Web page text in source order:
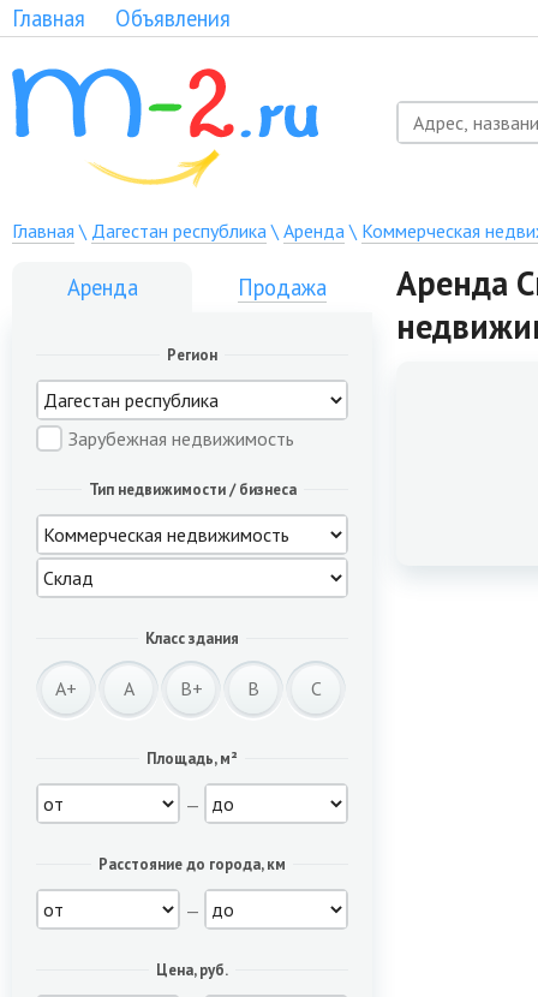
Главная Объявления
Главная \ Дагестан республика\ Аренда\ Коммерческая
Аренда Продажа
Регион
Зарубежная недвижимость
Тип недвижимости / бизнеса
Класс здания
A+ A B+ B C
Площадь, м²
—
Расстояние до города, км
—
Цена, руб.
Аренда